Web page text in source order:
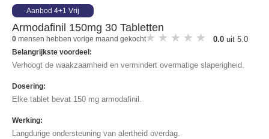
Aanbod 4+1 Vrij
Armodafinil 150mg 30 Tabletten
0 mensen hebben vorige maand gekocht 0.0 uit 5.0
Belangrijkste voordeel:
Verhoogt de waakzaamheid en vermindert overmatige slaperigheid.
Dosering:
Elke tablet bevat 150 mg armodafinil.
Werking:
Langdurige ondersteuning van alertheid overdag.